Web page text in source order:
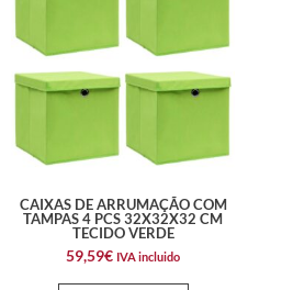
CAIXAS DE ARRUMAÇÃO COM
TAMPAS 4 PCS 32X32X32 CM
TECIDO VERDE
59,59€ IVA incluido